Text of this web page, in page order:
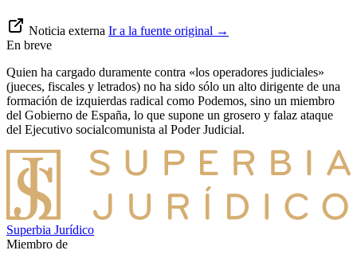
Noticia externa Ir a la fuente original →
En breve
Quien ha cargado duramente contra «los operadores judiciales»
(jueces, fiscales y letrados) no ha sido sólo un alto dirigente de una
formación de izquierdas radical como Podemos, sino un miembro
del Gobierno de España, lo que supone un grosero y falaz ataque
del Ejecutivo socialcomunista al Poder Judicial.
Superbia Jurídico
Miembro de